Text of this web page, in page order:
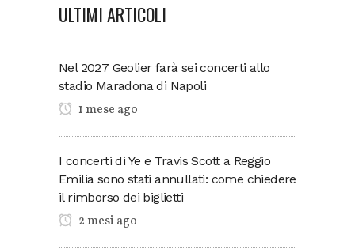
ULTIMI ARTICOLI
Nel 2027 Geolier farà sei concerti allo
stadio Maradona di Napoli
1 mese ago
I concerti di Ye e Travis Scott a Reggio
Emilia sono stati annullati: come chiedere
il rimborso dei biglietti
2 mesi ago